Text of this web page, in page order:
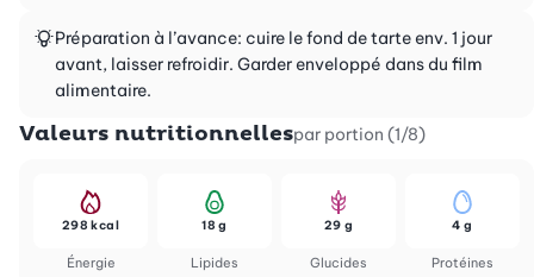
Préparation à l’avance: cuire le fond de tarte env. 1 jour
avant, laisser refroidir. Garder enveloppé dans du film
alimentaire.
Valeurs nutritionnellespar portion (1/8)
Énergie
298 kcal
Lipides
18 g
Glucides
29 g
Protéines
4 g